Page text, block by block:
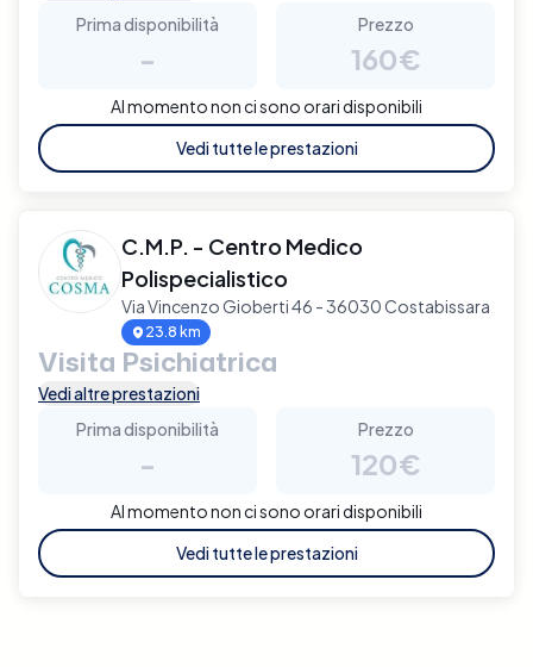
Prima disponibilità
-
Prezzo
160€
Al momento non ci sono orari disponibili
Vedi tutte le prestazioni
C.M.P. - Centro Medico
Polispecialistico
Via Vincenzo Gioberti 46 - 36030 Costabissara
23.8 km
Visita Psichiatrica
Vedi altre prestazioni
Prima disponibilità
-
Prezzo
120€
Al momento non ci sono orari disponibili
Vedi tutte le prestazioni